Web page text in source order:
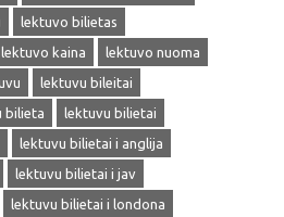
lektuvo bilietas
lektuvo kaina
lektuvo nuoma
lektuvu bileitai
bilieta
lektuvu bilietai
lektuvu bilietai i anglija
lektuvu bilietai i jav
lektuvu bilietai i londona